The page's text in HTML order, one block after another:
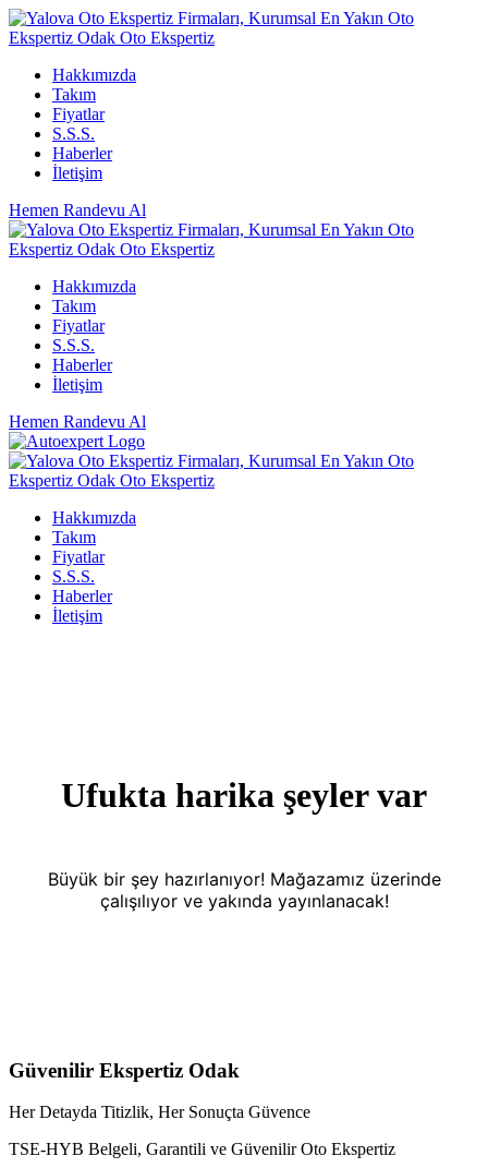
Hakkımızda
Takım
Fiyatlar
S.S.S.
Haberler
İletişim
Hemen Randevu Al
Hakkımızda
Takım
Fiyatlar
S.S.S.
Haberler
İletişim
Hemen Randevu Al
Hakkımızda
Takım
Fiyatlar
S.S.S.
Haberler
İletişim
Ufukta harika şeyler var
Büyük bir şey hazırlanıyor! Mağazamız üzerinde
çalışılıyor ve yakında yayınlanacak!
Güvenilir Ekspertiz Odak
Her Detayda Titizlik, Her Sonuçta Güvence
TSE-HYB Belgeli, Garantili ve Güvenilir Oto Ekspertiz